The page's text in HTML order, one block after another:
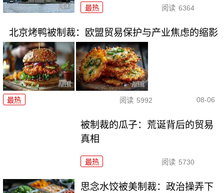
最热 阅读 6364
北京烤鸭被制裁：欧盟贸易保护与产业焦虑的缩影
最热 阅读 5992 08-06
被制裁的瓜子：荒诞背后的贸易
真相
最热 阅读 5730
思念水饺被美制裁：政治操弄下